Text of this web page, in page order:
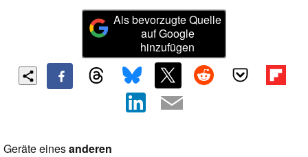
Als bevorzugte Quelle
auf Google
hinzufügen
Geräte einesanderen